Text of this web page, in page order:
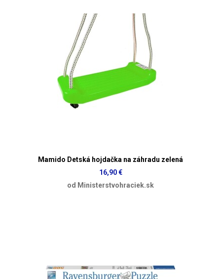
Mamido Detská hojdačka na záhradu zelená
16,90 €
od Ministerstvohraciek.sk